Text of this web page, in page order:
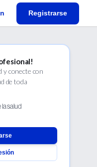
Registrarse
y conecte con
de toda
la salud